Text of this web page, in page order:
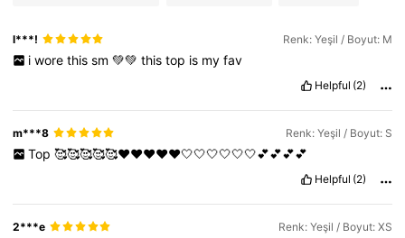
l***! Renk: Yeşil / Boyut: M
i wore this sm 💚💚 this top is my fav
Helpful (2)
m***8 Renk: Yeşil / Boyut: S
Top 🥰🥰🥰🥰🥰❤️❤️❤️❤️❤️🤍🤍🤍🤍🤍🤍💕💕💕💕
Helpful (2)
2***e Renk: Yeşil / Boyut: XS